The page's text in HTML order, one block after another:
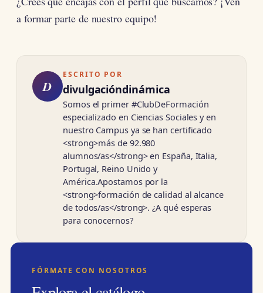
a formar parte de nuestro equipo!
D
ESCRITO POR
divulgacióndinámica
Somos el primer #ClubDeFormación
especializado en Ciencias Sociales y en
nuestro Campus ya se han certificado
<strong>más de 92.980
alumnos/as</strong> en España, Italia,
Portugal, Reino Unido y
América.Apostamos por la
<strong>formación de calidad al alcance
de todos/as</strong>. ¿A qué esperas
para conocernos?
FÓRMATE CON NOSOTROS